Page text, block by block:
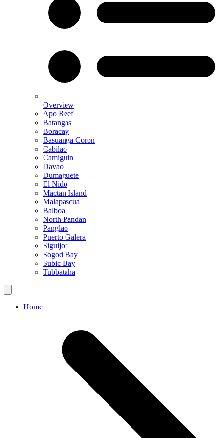
Overview
Apo Reef
Batangas
Boracay
Basuanga Coron
Cabilao
Camiguin
Davao
Dumaguete
El Nido
Mactan Island
Malapascua
Balboa
North Pandan
Panglao
Puerto Galera
Siguijor
Sogod Bay
Subic Bay
Tubbataha
Home